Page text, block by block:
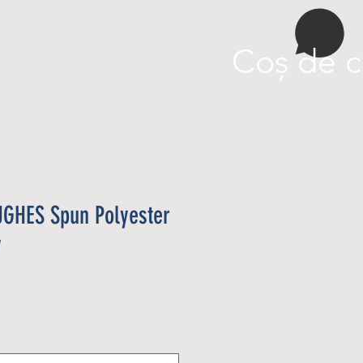
Coș de
Spun Polyester